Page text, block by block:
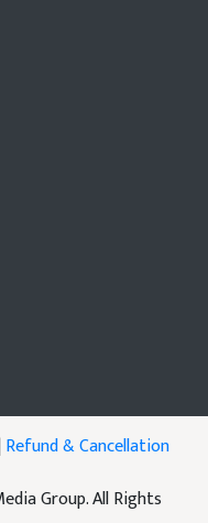
Refund & Cancellation
Group. All Rights